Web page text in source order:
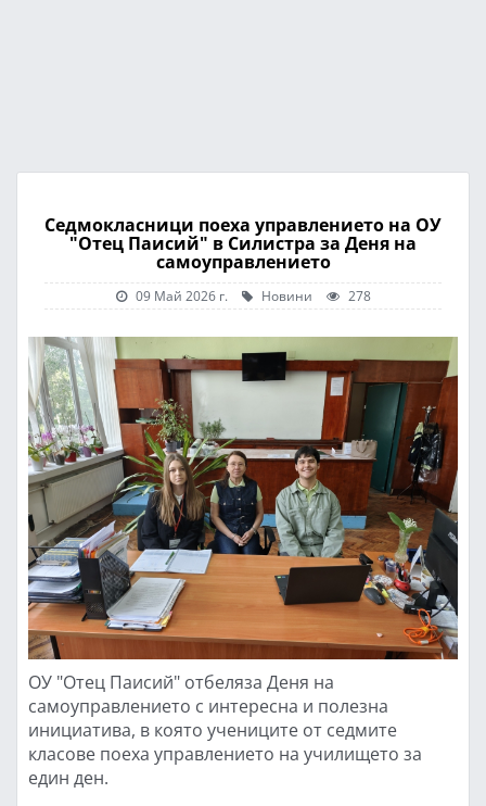
Седмокласници поеха управлението на ОУ
"Отец Паисий" в Силистра за Деня на
самоуправлението
09 Май 2026 г. Новини 278
ОУ "Отец Паисий" отбеляза Деня на
самоуправлението с интересна и полезна
инициатива, в която учениците от седмите
класове поеха управлението на училището за
един ден.